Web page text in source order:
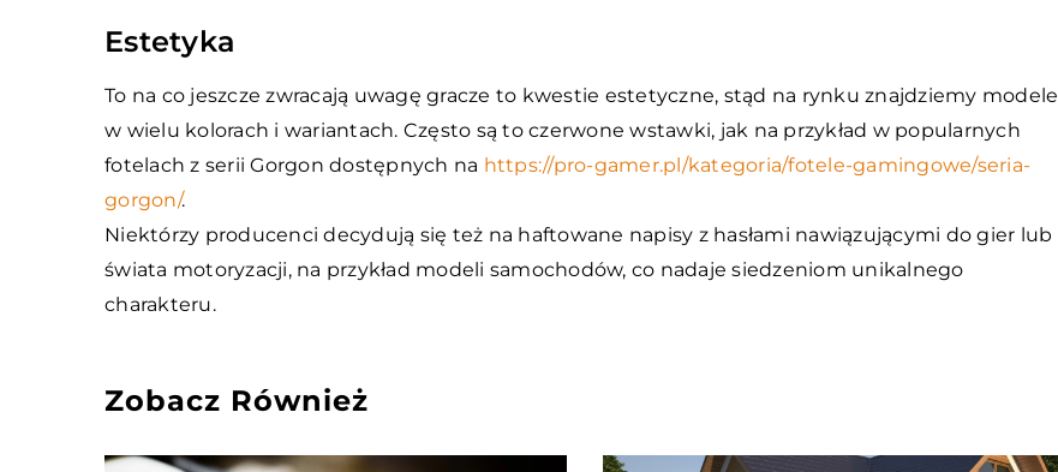
Estetyka
To na co jeszcze zwracają uwagę gracze to kwestie estetyczne, stąd na rynku znajdziemy modele
w wielu kolorach i wariantach. Często są to czerwone wstawki, jak na przykład w popularnych
fotelach z serii Gorgon dostępnych na https://pro-gamer.pl/kategoria/fotele-gamingowe/seria-
gorgon/.
Niektórzy producenci decydują się też na haftowane napisy z hasłami nawiązującymi do gier lub
świata motoryzacji, na przykład modeli samochodów, co nadaje siedzeniom unikalnego
charakteru.
Zobacz Również